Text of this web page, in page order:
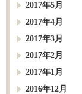
2017年5月
2017年4月
2017年3月
2017年2月
2017年1月
2016年12月